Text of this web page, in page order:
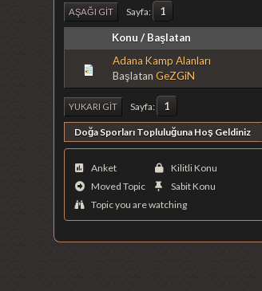
AŞAĞI GIT Sayfa 1
Konu / Başlatan
Adana Kamp Alanları
BaşlatanGeZGiN
YUKARI GIT Sayfa 1
Doğa Sporları Topluluğuna Hoş Geldiniz
Anket
Moved Topic
Kilitli Konu
Sabit Konu
Topic you are watching